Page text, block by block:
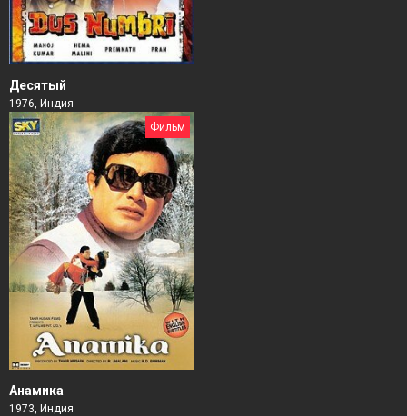
Десятый
1976, Индия
Фильм
Анамика
1973, Индия